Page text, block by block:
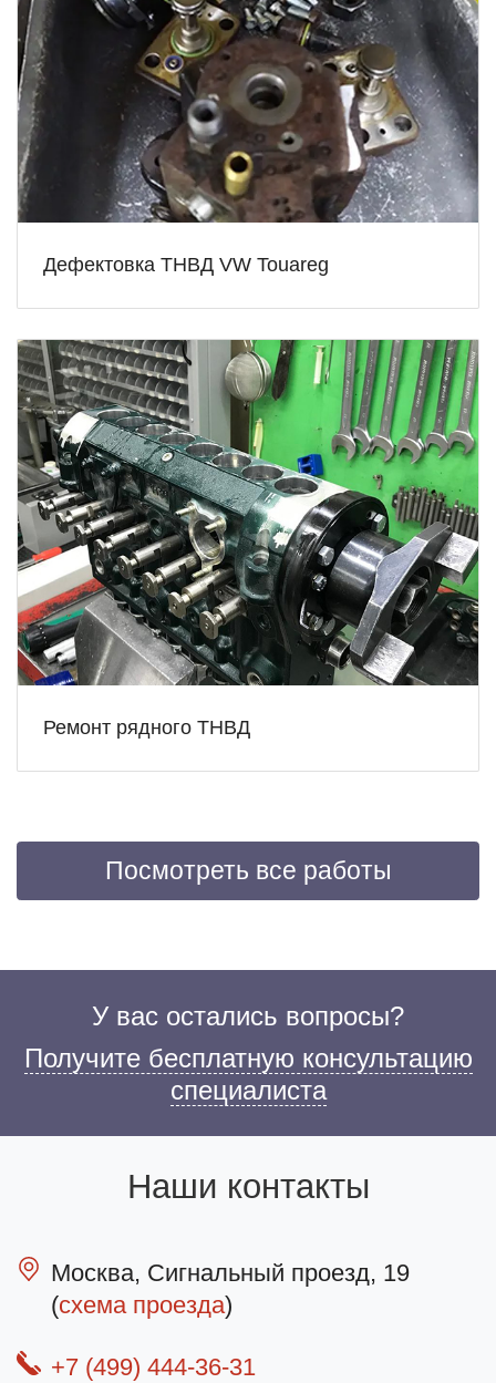
Дефектовка ТНВД VW Touareg
Ремонт рядного ТНВД
Посмотреть все работы
У вас остались вопросы?
Получите бесплатную консультацию
специалиста
Наши контакты
Москва, Сигнальный проезд, 19
(схема проезда)
+7 (499) 444-36-31